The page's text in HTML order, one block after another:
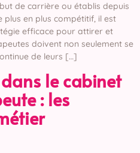
de carrière ou établis depuis
plus en plus compétitif, il est
efficace pour attirer et
doivent non seulement se
de leurs […]
le cabinet
: les